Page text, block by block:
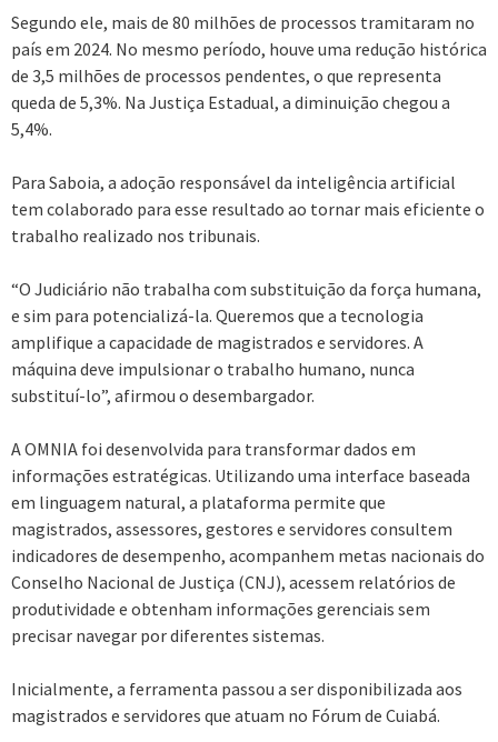
Segundo ele, mais de 80 milhões de processos tramitaram no
país em 2024. No mesmo período, houve uma redução histórica
de 3,5 milhões de processos pendentes, o que representa
queda de 5,3%. Na Justiça Estadual, a diminuição chegou a
5,4%.
Para Saboia, a adoção responsável da inteligência artificial
tem colaborado para esse resultado ao tornar mais eficiente o
trabalho realizado nos tribunais.
“O Judiciário não trabalha com substituição da força humana,
e sim para potencializá-la. Queremos que a tecnologia
amplifique a capacidade de magistrados e servidores. A
máquina deve impulsionar o trabalho humano, nunca
substituí-lo”, afirmou o desembargador.
A OMNIA foi desenvolvida para transformar dados em
informações estratégicas. Utilizando uma interface baseada
em linguagem natural, a plataforma permite que
magistrados, assessores, gestores e servidores consultem
indicadores de desempenho, acompanhem metas nacionais do
Conselho Nacional de Justiça (CNJ), acessem relatórios de
produtividade e obtenham informações gerenciais sem
precisar navegar por diferentes sistemas.
Inicialmente, a ferramenta passou a ser disponibilizada aos
magistrados e servidores que atuam no Fórum de Cuiabá.